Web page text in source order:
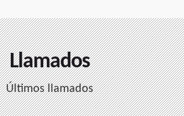
Llamados
Últimos llamados